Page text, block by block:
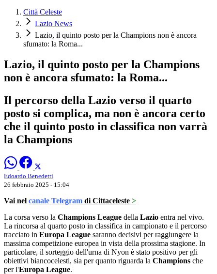
Città Celeste
Lazio News
Lazio, il quinto posto per la Champions non è ancora
sfumato: la Roma...
Lazio, il quinto posto per la Champions
non è ancora sfumato: la Roma...
Il percorso della Lazio verso il quarto
posto si complica, ma non è ancora certo
che il quinto posto in classifica non varrà
la Champions
Edoardo Benedetti
26 febbraio 2025 - 15:04
Vai nel canale Telegram di Cittaceleste >
La corsa verso la Champions League della Lazio entra nel vivo.
La rincorsa al quarto posto in classifica in campionato e il percorso
tracciato in Europa League saranno decisivi per raggiungere la
massima competizione europea in vista della prossima stagione. In
particolare, il sorteggio dell'urna di Nyon è stato positivo per gli
obiettivi biancocelesti, sia per quanto riguarda la Champions che
per l'Europa League.